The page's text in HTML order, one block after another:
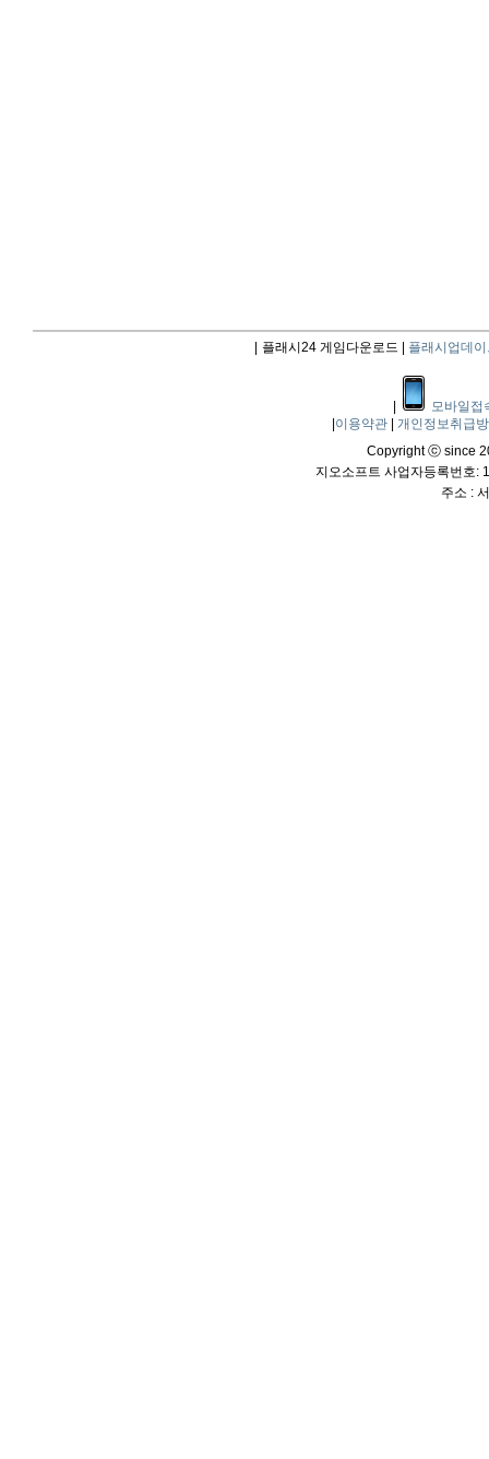
플래시24 게임다운로드 | 플래시업데이
모바일접
이용약관
개인정보취급
Copyright ⓒ since
지오소프트 사업자등록번호:
주소 :